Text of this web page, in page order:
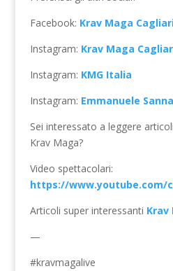
Facebook: Krav Maga
Instagram: Krav Maga
Instagram: KMG Italia
Instagram: Emmanuele Sanna
Sei interessato a leggere
Krav Maga?
Video spettacolari:
https://www.youtube.com/
Articoli super interessanti Krav
—
#kravmagalive